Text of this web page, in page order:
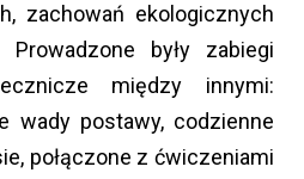
zachowań ekologicznych
były zabiegi
między innymi:
wady postawy, codzienne
połączone z ćwiczeniami